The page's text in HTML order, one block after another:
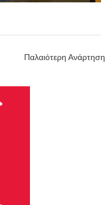
Παλαιότερη Ανάρτηση